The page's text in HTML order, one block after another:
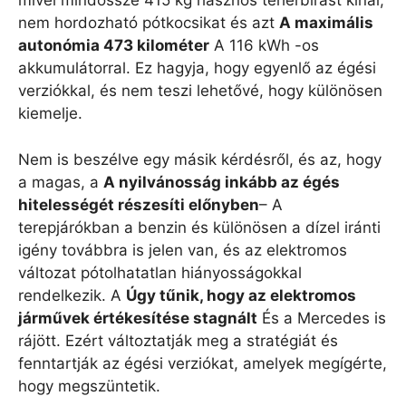
nem hordozható pótkocsikat és azt A maximális
autonómia 473 kilométer A 116 kWh -os
akkumulátorral. Ez hagyja, hogy egyenlő az égési
verziókkal, és nem teszi lehetővé, hogy különösen
kiemelje.
Nem is beszélve egy másik kérdésről, és az, hogy
a magas, a A nyilvánosság inkább az égés
hitelességét részesíti előnyben– A
terepjárókban a benzin és különösen a dízel iránti
igény továbbra is jelen van, és az elektromos
változat pótolhatatlan hiányosságokkal
rendelkezik. A Úgy tűnik, hogy az elektromos
járművek értékesítése stagnált És a Mercedes is
rájött. Ezért változtatják meg a stratégiát és
fenntartják az égési verziókat, amelyek megígérte,
hogy megszüntetik.